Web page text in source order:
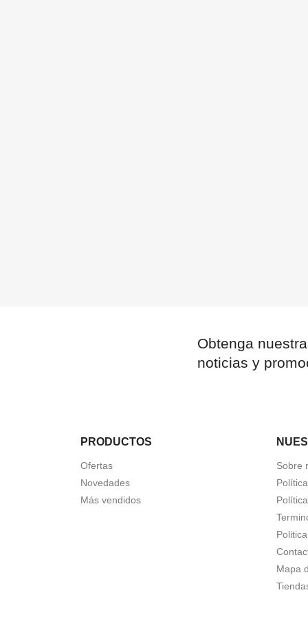
Obtenga
noticias y
PRODUCTOS
Ofertas
Novedades
Más vendidos
Sobre
Mapa